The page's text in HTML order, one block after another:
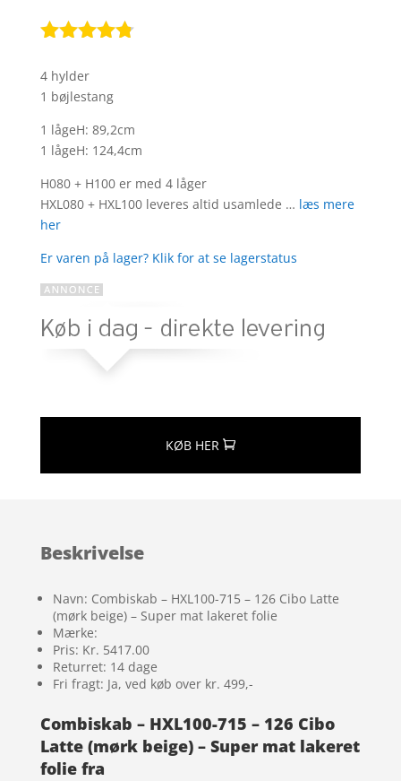
som
ud af 5
baseret på
kundebedø
mmelser
4 hylder
1 bøjlestang
1 lågeH: 89,2cm
1 lågeH: 124,4cm
H080 + H100 er med 4 låger
HXL080 + HXL100 leveres altid usamlede … læs mere
her
Er varen på lager? Klik for at se lagerstatus
KØB HER
Beskrivelse
Navn: Combiskab – HXL100-715 – 126 Cibo Latte
(mørk beige) – Super mat lakeret folie
Mærke:
Pris: Kr. 5417.00
Returret: 14 dage
Fri fragt: Ja, ved køb over kr. 499,-
Combiskab – HXL100-715 – 126 Cibo
Latte (mørk beige) – Super mat lakeret
folie fra